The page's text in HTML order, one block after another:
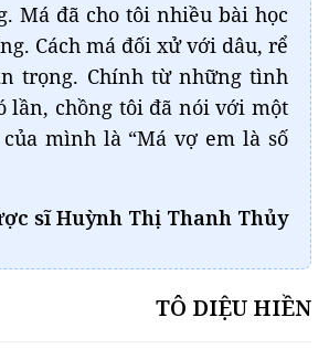
Má đã cho tôi nhiều bài học
Cách má đối xử với dâu, rể
trọng. Chính từ những tình
lần, chồng tôi đã nói với một
mình là “Má vợ em là số
sĩ Huỳnh Thị Thanh Thủy
TÔ DIỆU HIỀN